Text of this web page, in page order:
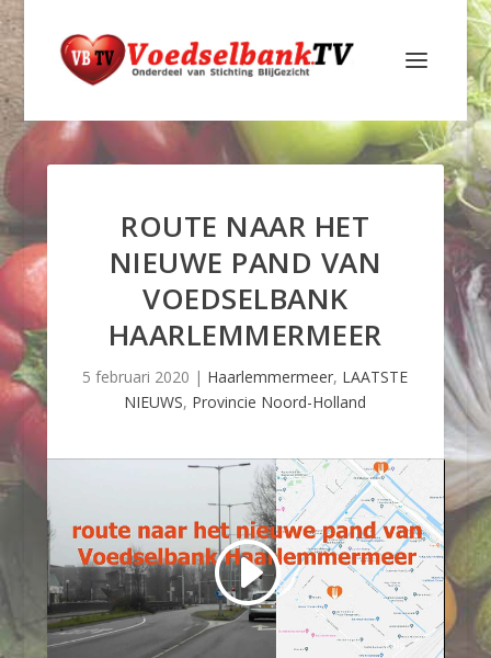
ROUTE NAAR HET
NIEUWE PAND VAN
VOEDSELBANK
HAARLEMMERMEER
5 februari 2020 | Haarlemmermeer, LAATSTE
NIEUWS, Provincie Noord-Holland